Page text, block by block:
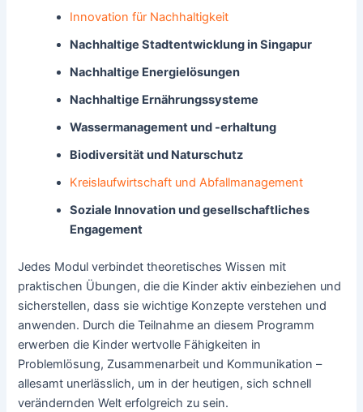
Innovation für Nachhaltigkeit
Nachhaltige Stadtentwicklung in Singapur
Nachhaltige Energielösungen
Nachhaltige Ernährungssysteme
Wassermanagement und -erhaltung
Biodiversität und Naturschutz
Kreislaufwirtschaft und Abfallmanagement
Soziale Innovation und gesellschaftliches
Engagement
Jedes Modul verbindet theoretisches Wissen mit
praktischen Übungen, die die Kinder aktiv einbeziehen und
sicherstellen, dass sie wichtige Konzepte verstehen und
anwenden. Durch die Teilnahme an diesem Programm
erwerben die Kinder wertvolle Fähigkeiten in
Problemlösung, Zusammenarbeit und Kommunikation –
allesamt unerlässlich, um in der heutigen, sich schnell
verändernden Welt erfolgreich zu sein.